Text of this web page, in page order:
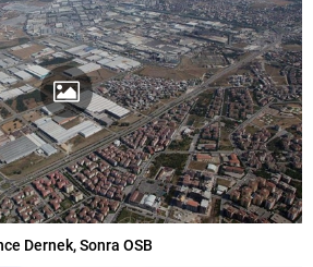
Dernek, Sonra OSB